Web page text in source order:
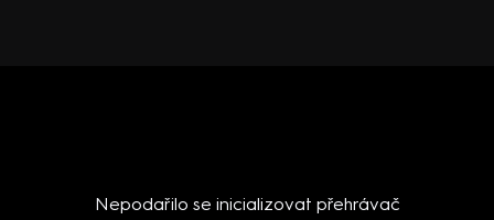
Nepodařilo se inicializovat přehrávač